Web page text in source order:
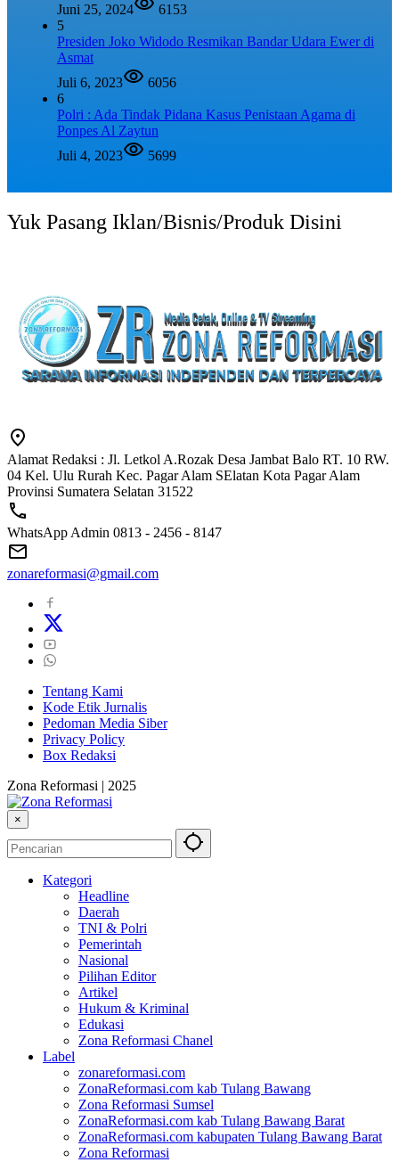
Juni 25, 2024
6153
5
Presiden Joko Widodo Resmikan Bandar Udara Ewer di
Asmat
Juli 6, 2023
6056
6
Polri : Ada Tindak Pidana Kasus Penistaan Agama di
Ponpes Al Zaytun
Juli 4, 2023
5699
Yuk Pasang Iklan/Bisnis/Produk Disini
Alamat Redaksi : Jl. Letkol A.Rozak Desa Jambat Balo RT. 10 RW.
04 Kel. Ulu Rurah Kec. Pagar Alam SElatan Kota Pagar Alam
Provinsi Sumatera Selatan 31522
WhatsApp Admin 0813 - 2456 - 8147
zonareformasi@gmail.com
Tentang Kami
Kode Etik Jurnalis
Pedoman Media Siber
Privacy Policy
Box Redaksi
Zona Reformasi | 2025
×
Kategori
Headline
Daerah
TNI & Polri
Pemerintah
Nasional
Pilihan Editor
Artikel
Hukum & Kriminal
Edukasi
Zona Reformasi Chanel
Label
zonareformasi.com
ZonaReformasi.com kab Tulang Bawang
Zona Reformasi Sumsel
ZonaReformasi.com kab Tulang Bawang Barat
ZonaReformasi.com kabupaten Tulang Bawang Barat
Zona Reformasi